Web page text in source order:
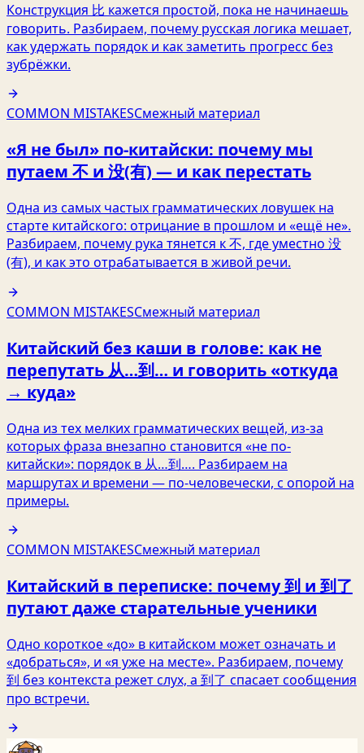
Конструкция 比 кажется простой, пока не начинаешь
говорить. Разбираем, почему русская логика мешает,
как удержать порядок и как заметить прогресс без
зубрёжки.
COMMON MISTAKESСмежный материал
«Я не был» по-китайски: почему мы
путаем 不 и 没(有) — и как перестать
Одна из самых частых грамматических ловушек на
старте китайского: отрицание в прошлом и «ещё не».
Разбираем, почему рука тянется к 不, где уместно 没
(有), и как это отрабатывается в живой речи.
COMMON MISTAKESСмежный материал
Китайский без каши в голове: как не
перепутать 从…到… и говорить «откуда
→ куда»
Одна из тех мелких грамматических вещей, из‑за
которых фраза внезапно становится «не по-
китайски»: порядок в 从…到…. Разбираем на
маршрутах и времени — по-человечески, с опорой на
примеры.
COMMON MISTAKESСмежный материал
Китайский в переписке: почему 到 и 到了
путают даже старательные ученики
Одно короткое «до» в китайском может означать и
«добраться», и «я уже на месте». Разбираем, почему
到 без контекста режет слух, а 到了 спасает сообщения
про встречи.